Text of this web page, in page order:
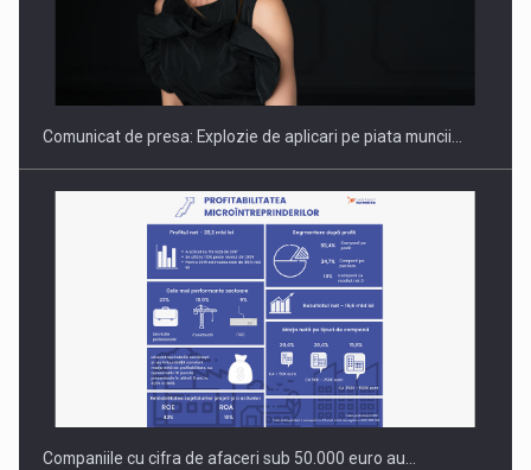
Hard Enduro Piatra Craiului 2026, fueled by benzinariile RO…
Comunicat de presa: Explozie de aplicari pe piata muncii…
Companiile cu cifra de afaceri sub 50.000 euro au…